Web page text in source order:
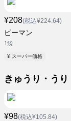
¥208(税込¥224.64)
ピーマン
1袋
¥ スーパー価格
きゅうり・うり
¥98(税込¥105.84)